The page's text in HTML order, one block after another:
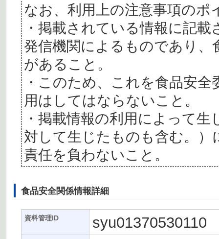
なお、利用上の注意事項の
・掲載されている情報に記
発信機関によるものであり、
があること。
・このため、これを食品安
用はしてはならないこと。
・掲載情報の利用によって
対して生じたものも含む。
責任を負わないこと。
食品安全関係情報詳細
資料管理ID syu01370530110